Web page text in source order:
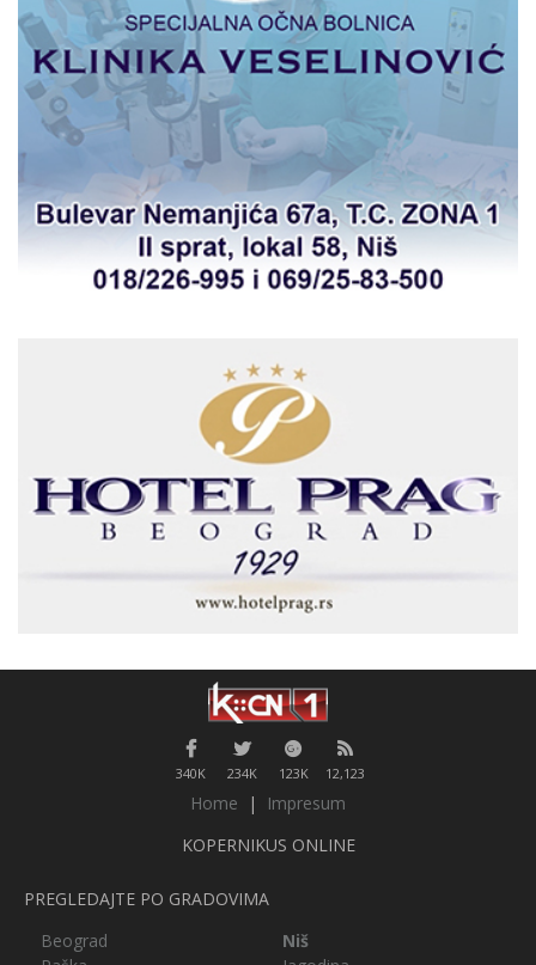
340K 234K 123K 12,123
Home |
Impresum
KOPERNIKUS ONLINE
PREGLEDAJTE PO GRADOVIMA
Beograd
Niš